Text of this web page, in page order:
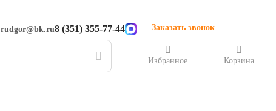
rudgor@bk.ru8 (351) 355-77-44 Заказать звонок
Избранное Корзина